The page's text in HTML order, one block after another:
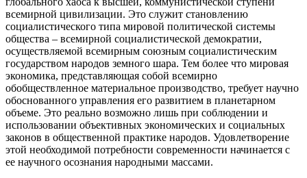
всемирной цивилизации. Это служит становлению
социалистического типа мировой политической системы
общества – всемирной социалистической демократии,
осуществляемой всемирным союзным социалистическим
государством народов земного шара. Тем более что мировая
экономика, представляющая собой всемирно
обобществленное материальное производство, требует научно
обоснованного управления его развитием в планетарном
объеме. Это реально возможно лишь при соблюдении и
использовании объективных экономических и социальных
законов в общественной практике народов. Удовлетворение
этой необходимой потребности современности начинается с
ее научного осознания народными массами.